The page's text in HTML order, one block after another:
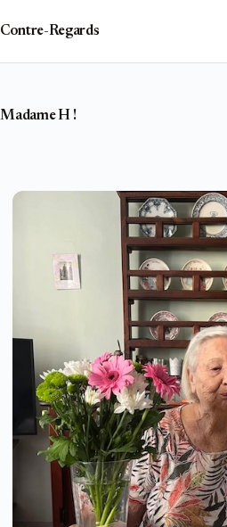
contenu
Contre-Regards
Madame H !